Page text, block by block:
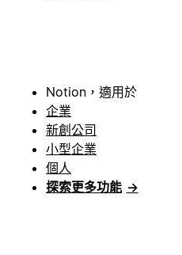
Notion，適用於
企業
新創公司
小型企業
個人
探索更多功能 →